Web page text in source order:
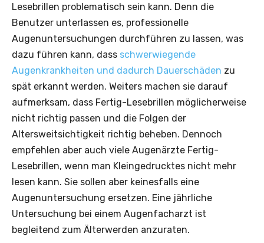
Lesebrillen problematisch sein kann. Denn die
Benutzer unterlassen es, professionelle
Augenuntersuchungen durchführen zu lassen, was
dazu führen kann, dass schwerwiegende
Augenkrankheiten und dadurch Dauerschäden zu
spät erkannt werden. Weiters machen sie darauf
aufmerksam, dass Fertig-Lesebrillen möglicherweise
nicht richtig passen und die Folgen der
Altersweitsichtigkeit richtig beheben. Dennoch
empfehlen aber auch viele Augenärzte Fertig-
Lesebrillen, wenn man Kleingedrucktes nicht mehr
lesen kann. Sie sollen aber keinesfalls eine
Augenunter­suchung ersetzen. Eine jährliche
Untersuchung bei einem Augenfacharzt ist
begleitend zum Älterwerden anzuraten.